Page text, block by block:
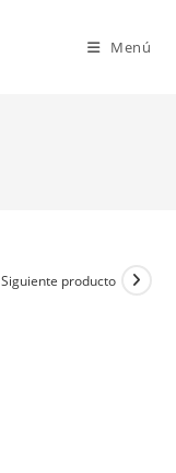
Menú
Siguiente producto